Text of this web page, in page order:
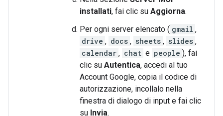
installati, fai clic su Aggiorna.
Per ogni server elencato ( gmail ,
drive , docs , sheets , slides ,
calendar , chat e people ), fai
clic su Autentica, accedi al tuo
Account Google, copia il codice di
autorizzazione, incollalo nella
finestra di dialogo di input e fai clic
su Invia.